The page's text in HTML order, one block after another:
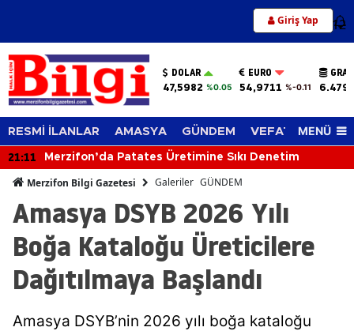
Giriş Yap 12
DOLAR
47,5982 %0.05
EURO
54,9711 %-0.11
RESMİ İLANLAR AMASYA GÜNDEM VEFAT EDENLER
MENÜ
20:32
Merzifon TSO 8. Meslek Komitesi Toplandı:
Merzifon Bilgi Gazetesi Galeriler GÜNDEM
Amasya DSYB 2026 Yılı
Boğa Kataloğu Üreticilere
Dağıtılmaya Başlandı
Amasya DSYB’nin 2026 yılı boğa kataloğu